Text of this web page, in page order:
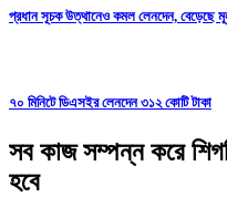
প্রধান সূচক উত্থানেও কমল লেনদেন, বেড়েছে
৭০ মিনিটে ডিএসইর লেনদেন ৩১২ কোটি টাকা
সব কাজ সম্পন্ন করে
হবে